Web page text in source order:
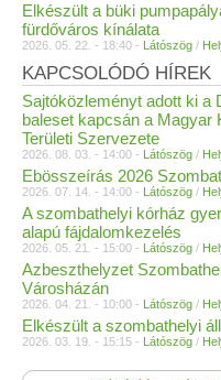
Elkészült a büki
fürdőváros kínálata
2026. 05. 22. - 18:40 - Látószög /
KAPCSOLÓDÓ HÍREK
Sajtóközleményt adott ki a
baleset kapcsán a Magyar
Területi Szervezete
2026. 08. 03. - 14:00 - Látószög /
Ebösszeírás 2026
2026. 07. 14. - 14:00 - Látószög /
A szombathelyi kórház
alapú fájdalomkezelés
2026. 05. 21. - 15:00 - Látószög /
Azbeszthelyzet
Városházán
2026. 04. 21. - 10:00 - Látószög /
Elkészült a szombathelyi
2026. 03. 19. - 15:15 - Látószög /